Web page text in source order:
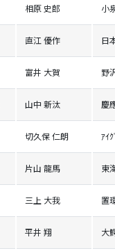
相原 史郎 小
直江 優作 日
富井 大賀 野
山中 新汰 慶
切久保 仁朗 ｱｲ
片山 龍馬 東
三上 大我 置
平井 翔 大